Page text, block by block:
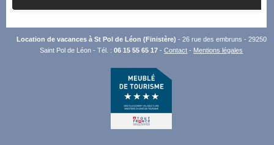
Location de vacances à St Pol de Léon (Finistère) - 26 rue des embruns - 29250
Saint Pol de Léon - Tél. :06 15 55 65 17 -Contact - Mentions légales